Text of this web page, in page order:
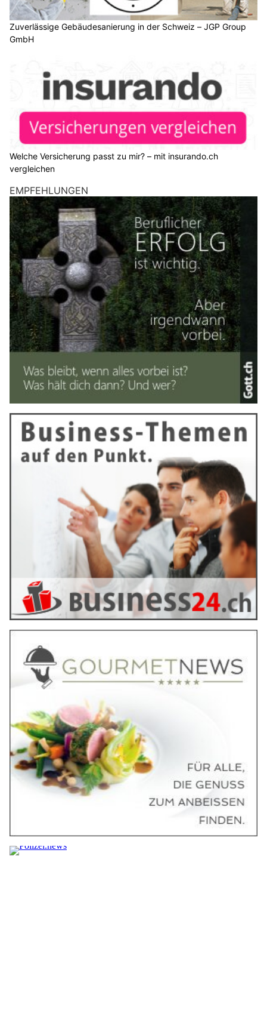
Zuverlässige Gebäudesanierung in der Schweiz – JGP Group
GmbH
Welche Versicherung passt zu mir? – mit insurando.ch
vergleichen
EMPFEHLUNGEN